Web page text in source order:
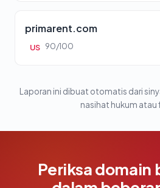
primarent.com
US 90/100
Laporan ini dibuat otomatis dari
nasihat hukum atau
Periksa domain